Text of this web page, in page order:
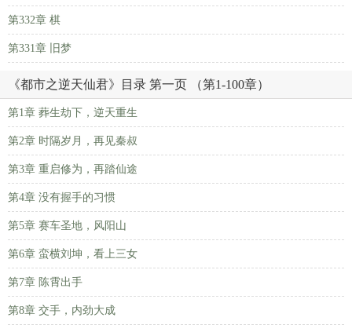
第332章 棋
第331章 旧梦
《都市之逆天仙君》目录 第一页 （第1-100章）
第1章 葬生劫下，逆天重生
第2章 时隔岁月，再见秦叔
第3章 重启修为，再踏仙途
第4章 没有握手的习惯
第5章 赛车圣地，风阳山
第6章 蛮横刘坤，看上三女
第7章 陈霄出手
第8章 交手，内劲大成